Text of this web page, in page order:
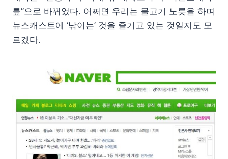
릎”으로 바뀌었다. 어쩌면 우리는 물고기 노릇을 하며
뉴스캐스트에 ‘낚이는’ 것을 즐기고 있는 것일지도 모
르겠다.